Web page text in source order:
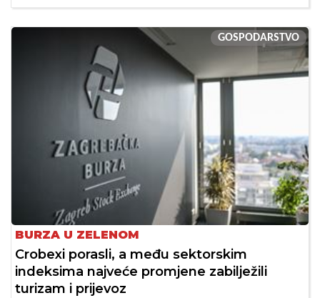
GOSPODARSTVO
BURZA U ZELENOM
Crobexi porasli, a među sektorskim
indeksima najveće promjene zabilježili
turizam i prijevoz